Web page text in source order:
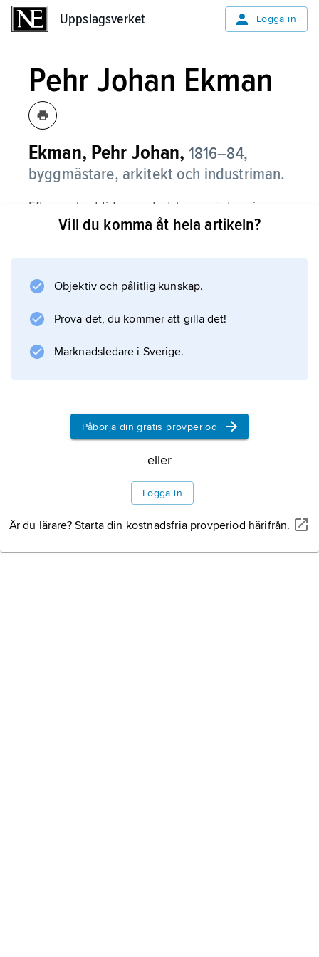
Uppslagsverket Logga in
Pehr Johan Ekman
Ekman, Pehr Johan, 1816–84,
byggmästare, arkitekt och industriman.
Efter en kort tid som stadsbyggmästare i
Gävle på 1830-talet kom Ekman till Göteborg,
senempirens mest genomarbetade och
Ekman tillsammans med Helgo Zettervall en
Information om artikeln
Vill du komma åt hela artikeln?
Objektiv och pålitlig kunskap.
Prova det, du kommer att gilla det!
Marknadsledare i Sverige.
Påbörja din gratis provperiod
eller
Logga in
Är du lärare? Starta din kostnadsfria provperiod härifrån.